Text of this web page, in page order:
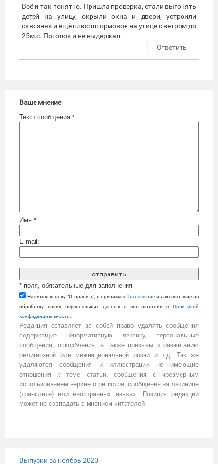
Всё и так понятно. Пришла проверка, стали выгонять
детей на улицу, окрыли окна и двери, устроили
сквозняк и ещё плюс штормовое на улице с ветром до
25м.с. Потолок и не выдержал.
Ответить
Ваше мнение
Текст сообщения:*
Имя:*
E-mail:
* поля, обязательные для заполнения
Нажимая кнопку "Отправить", я принимаю Cоглашение и даю согласие на
обработку своих персональных данных в соответствии с Политикой
конфиденциальности
Редакция оставляет за собой право удалять сообщения
содержащие ненормативную лексику, персональные
сообщения, оскорбления, а также призывы к разжиганию
религиозной или межнациональной розни и т.д. Так же
удаляются сообщения и иллюстрации не имеющие
отношения к теме статьи, сообщения с чрезмерным
использованием верхнего регистра, сообщения на латинице
(транслите) или иностранных языках. Позиция редакции
может не совпадать с мнением читателей.
Выпуски за ноябрь 2020